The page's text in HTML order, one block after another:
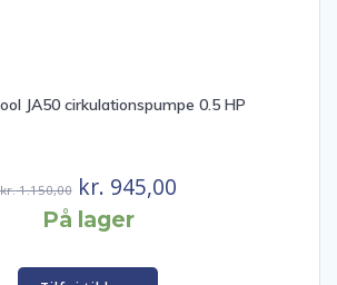
JA50 cirkulationspumpe 0.5 HP
kr.1.150,00 Den
oprindelige
kr. 945,00Den
På lager